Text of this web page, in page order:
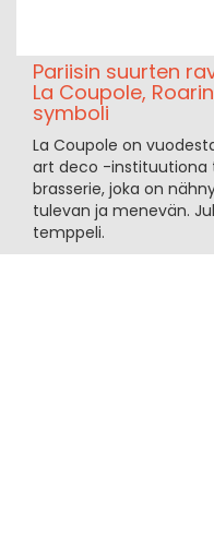
Pariisin suurten
La Coupole,
symboli
La Coupole on
art deco -
brasserie, joka on
tulevan ja menevän.
temppeli.